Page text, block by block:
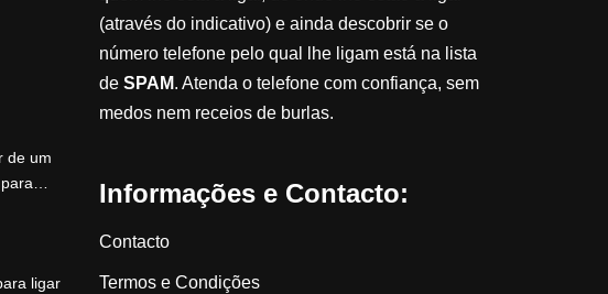
de um
ligar
(através do indicativo) e ainda descobrir se o
número telefone pelo qual lhe ligam está na lista
de SPAM. Atenda o telefone com confiança, sem
medos nem receios de burlas.
Informações e Contacto:
Contacto
Termos e Condições